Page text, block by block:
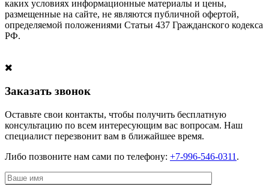
каких условиях информационные материалы и цены,
размещенные на сайте, не являются публичной офертой,
определяемой положениями Статьи 437 Гражданского кодекса
РФ.
Заказать звонок
Оставьте свои контакты, чтобы получить бесплатную
консультацию по всем интересующим вас вопросам. Наш
специалист перезвонит вам в ближайшее время.
Либо позвоните нам сами по телефону: +7-996-546-0311 .